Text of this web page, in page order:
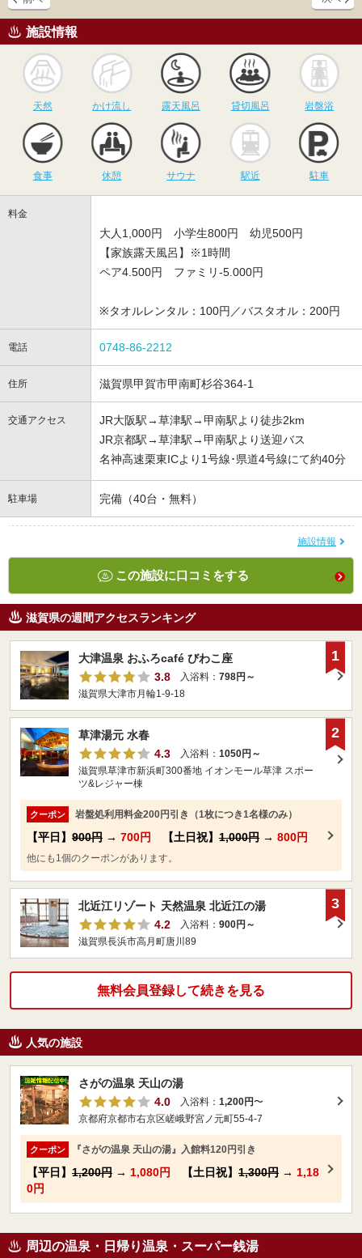
施設情報
天然
かけ流し
かけ流し
露天風呂
露天風呂
貸切風呂
貸切風呂 岩盤浴
食事 休憩
サウナ
サウナ 駅近 駐車
料金
大人1,000円 小学生800円 幼児500円
【家族露天風呂】※1時間
ペア4.500円 ファミリ-5.000円
※タオルレンタル：100円／バスタオル：200円
電話 0748-86-2212
住所 滋賀県甲賀市甲南町杉谷364-1
交通アクセス
JR大阪駅→草津駅→甲南駅より徒歩2km
JR京都駅→草津駅→甲南駅より送迎バス
名神高速栗東ICより1号線･県道4号線にて約40分
駐車場 完備（40台・無料）
施設情報
この施設に口コミをする
滋賀県の週間アクセスランキング
大津温泉 おふろcafé びわこ座
3.8
入浴料： 798円～
滋賀県大津市月輪1-9-18
1
草津湯元 水春
4.3
入浴料： 1050円～
滋賀県草津市新浜町300番地 イオンモール草津 スポー
ツ&レジャー棟
クーポン 岩盤処利用料金200円引き（1枚につき1名様のみ）
【平日】 900円 → 700円 【土日祝】 1,000円 → 800円
他にも1個のクーポンがあります。
2
北近江リゾート 天然温泉 北近江の湯
4.2
入浴料： 900円～
滋賀県長浜市高月町唐川89
3
無料会員登録して続きを見る
人気の施設
さがの温泉 天山の湯
4.0
入浴料： 1,200円〜
京都府京都市右京区嵯峨野宮ノ元町55-4-7
クーポン 『さがの温泉 天山の湯』入館料120円引き
【平日】 1,200円 → 1,080円 【土日祝】 1,300円 → 1,18
0円
周辺の温泉・日帰り温泉・スーパー銭湯